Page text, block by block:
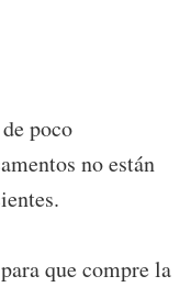
poco
no están
que compre la